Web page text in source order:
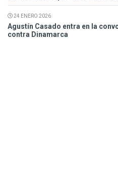
24 ENERO 2026
Agustín Casado entra en la
contra Dinamarca